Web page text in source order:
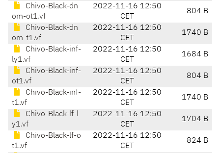
Chivo-Black-dn
om-ot1.vf
2022-11-16 12:50
CET
804 B
Chivo-Black-dn
om-t1.vf
2022-11-16 12:50
CET
1740 B
Chivo-Black-inf-
ly1.vf
2022-11-16 12:50
CET
1684 B
Chivo-Black-inf-
ot1.vf
2022-11-16 12:50
CET
804 B
Chivo-Black-inf-
t1.vf
2022-11-16 12:50
CET
1740 B
Chivo-Black-lf-l
y1.vf
2022-11-16 12:50
CET
1704 B
Chivo-Black-lf-o
t1.vf
2022-11-16 12:50
CET
824 B